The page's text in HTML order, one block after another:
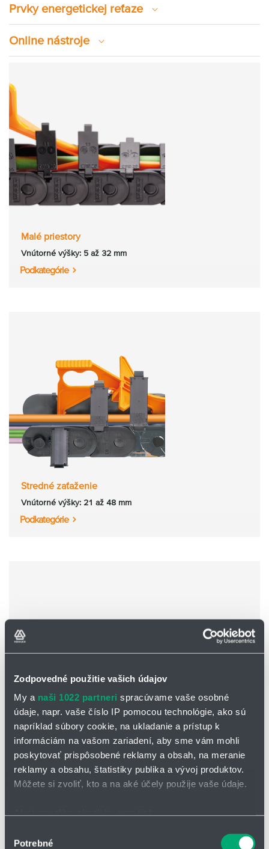
Zodpovedné použitie vašich údajov
My a naši 1022 partneri spracúvame vaše osobné
údaje, napr. vaše číslo IP pomocou technológie, ako sú
napríklad súbory cookie, na ukladanie a prístup k
informáciám na vašom zariadení, aby sme vám mohli
poskytovať prispôsobené reklamy a obsah, na meranie
reklamy a obsahu, štatistiky publika a vývoj produktov.
Môžete si zvoliť, kto a na aké účely použije vaše údaje.
polohe s presnosťou na niekoľko metrov
súhlasu
Potrebné
Prvky energetickej reťaze
Online nástroje
Malé priestory
Vnútorné výšky: 5 až 32 mm
Podkategórie
Stredné zaťaženie
Vnútorné výšky: 21 až 48 mm
Podkategórie
Vysoké zaťaženie
Vnútorné výšky: 21 až 350 mm
Podkategórie